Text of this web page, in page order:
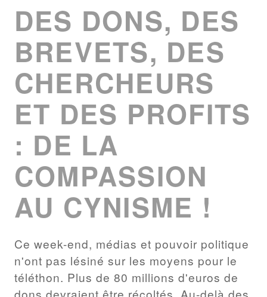
DES DONS, DES
BREVETS, DES
CHERCHEURS
ET DES PROFITS
: DE LA
COMPASSION
AU CYNISME !
Ce week-end, médias et pouvoir politique
n'ont pas lésiné sur les moyens pour le
téléthon. Plus de 80 millions d'euros de